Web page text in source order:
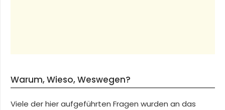
Warum, Wieso, Weswegen?
Viele der hier aufgeführten Fragen wurden an das